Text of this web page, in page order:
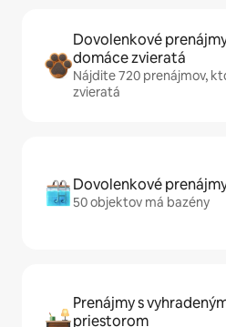
Dovolenkové
domáce zvieratá
Nájdite 720 prenájmov,
zvieratá
Dovolenkové
50 objektov má bazény
Prenájmy s
priestorom